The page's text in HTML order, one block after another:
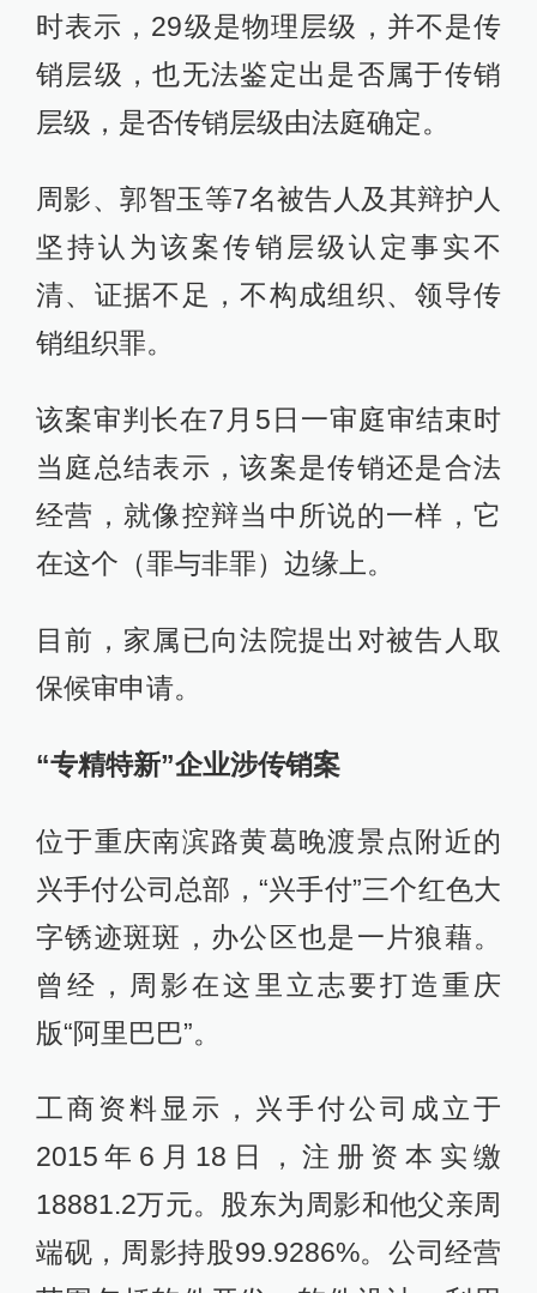
时表示，29级是物理层级，并不是传
销层级，也无法鉴定出是否属于传销
层级，是否传销层级由法庭确定。
周影、郭智玉等7名被告人及其辩护人
坚持认为该案传销层级认定事实不
清、证据不足，不构成组织、领导传
销组织罪。
该案审判长在7月5日一审庭审结束时
当庭总结表示，该案是传销还是合法
经营，就像控辩当中所说的一样，它
在这个（罪与非罪）边缘上。
目前，家属已向法院提出对被告人取
保候审申请。
“专精特新”企业涉传销案
位于重庆南滨路黄葛晚渡景点附近的
兴手付公司总部，“兴手付”三个红色大
字锈迹斑斑，办公区也是一片狼藉。
曾经，周影在这里立志要打造重庆
版“阿里巴巴”。
工商资料显示，兴手付公司成立于
2015年6月18日，注册资本实缴
18881.2万元。股东为周影和他父亲周
端砚，周影持股99.9286%。公司经营